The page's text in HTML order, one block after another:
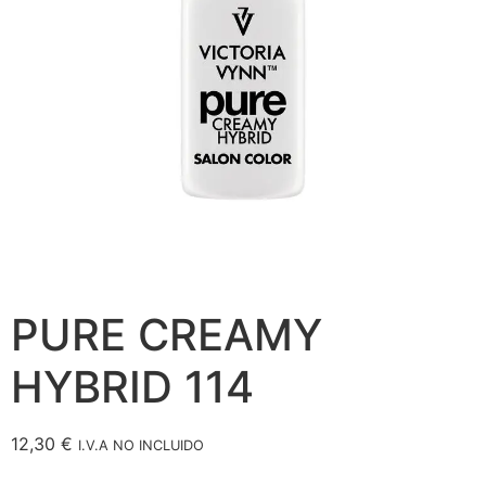
PURE CREAMY
HYBRID 114
12,30 € I.V.A NO INCLUIDO